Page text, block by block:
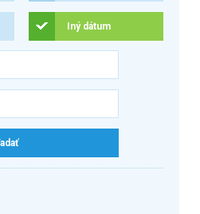
Iný dátum